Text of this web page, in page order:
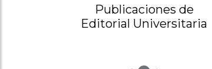
Publicaciones de
Editorial Universitaria